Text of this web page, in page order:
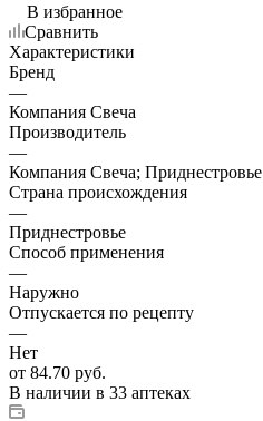
В избранное
Сравнить
Характеристики
Бренд
—
Компания Свеча
Производитель
—
Компания Свеча; Приднестровье
Страна происхождения
—
Приднестровье
Способ применения
—
Наружно
Отпускается по рецепту
—
Нет
от 84.70 руб.
В наличии в 33 аптеках